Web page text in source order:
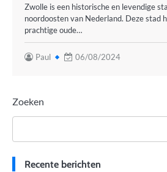
Zwolle is een historische en levendige
noordoosten van Nederland. Deze stad
prachtige oude…
Paul 06/08/2024
Zoeken
Recente berichten